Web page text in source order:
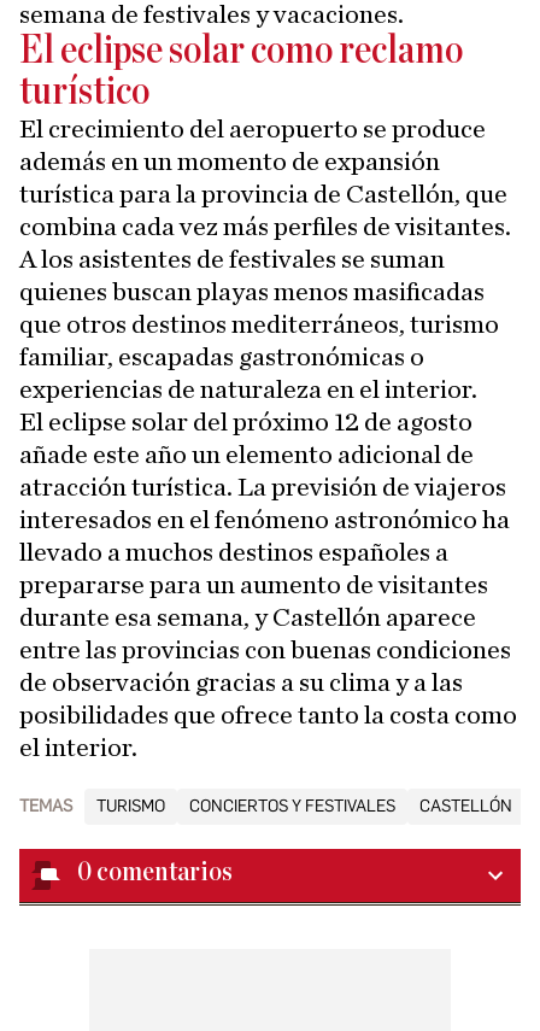
semana de festivales y vacaciones.
El eclipse solar como reclamo
turístico
El crecimiento del aeropuerto se produce
además en un momento de expansión
turística para la provincia de Castellón, que
combina cada vez más perfiles de visitantes.
A los asistentes de festivales se suman
quienes buscan playas menos masificadas
que otros destinos mediterráneos, turismo
familiar, escapadas gastronómicas o
experiencias de naturaleza en el interior.
El eclipse solar del próximo 12 de agosto
añade este año un elemento adicional de
atracción turística. La previsión de viajeros
interesados en el fenómeno astronómico ha
llevado a muchos destinos españoles a
prepararse para un aumento de visitantes
durante esa semana, y Castellón aparece
entre las provincias con buenas condiciones
de observación gracias a su clima y a las
posibilidades que ofrece tanto la costa como
el interior.
TEMAS TURISMO CONCIERTOS Y FESTIVALES CASTELLÓN
0 comentarios